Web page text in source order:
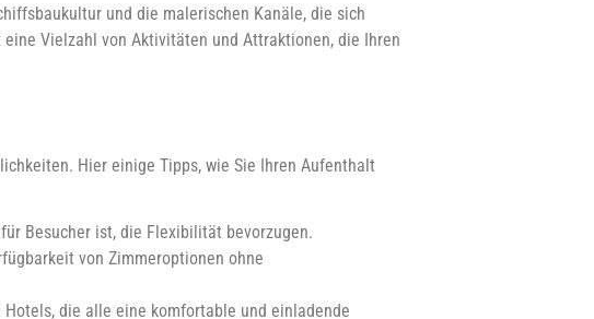
und die malerischen Kanäle, die sich
Vielzahl von Aktivitäten und Attraktionen, die Ihren
Hier einige Tipps, wie Sie Ihren Aufenthalt
Besucher ist, die Flexibilität bevorzugen.
von Zimmeroptionen ohne
die alle eine komfortable und einladende